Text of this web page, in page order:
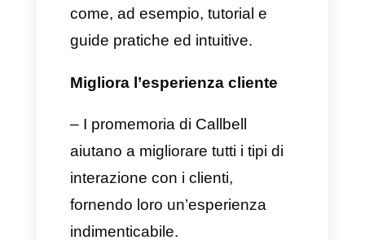
clienti per segmentare tutti i
messaggi. Inoltre, dispone di un
funnel di vendita atto al
segmentazione dei lead.
Integrazioni varie:
essere integrato con il